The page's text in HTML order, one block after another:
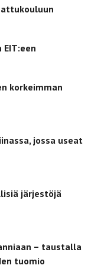
korkeimman
jossa useat
järjestöjä
– taustalla
tuomio